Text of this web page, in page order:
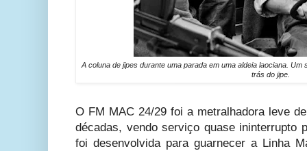
A coluna de jipes durante uma parada em uma aldeia laociana.
trás do jipe.
O FM MAC 24/29 foi a metralhadora leve
décadas, vendo serviço quase ininterrupto
foi desenvolvida para guarnecer a Linha